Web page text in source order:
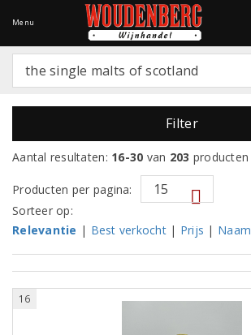
Menu
Filter
Aantal resultaten: 16-30 van 203 producten
Producten per pagina:
Sorteer op:
Relevantie | Best verkocht | Prijs | Naam
16